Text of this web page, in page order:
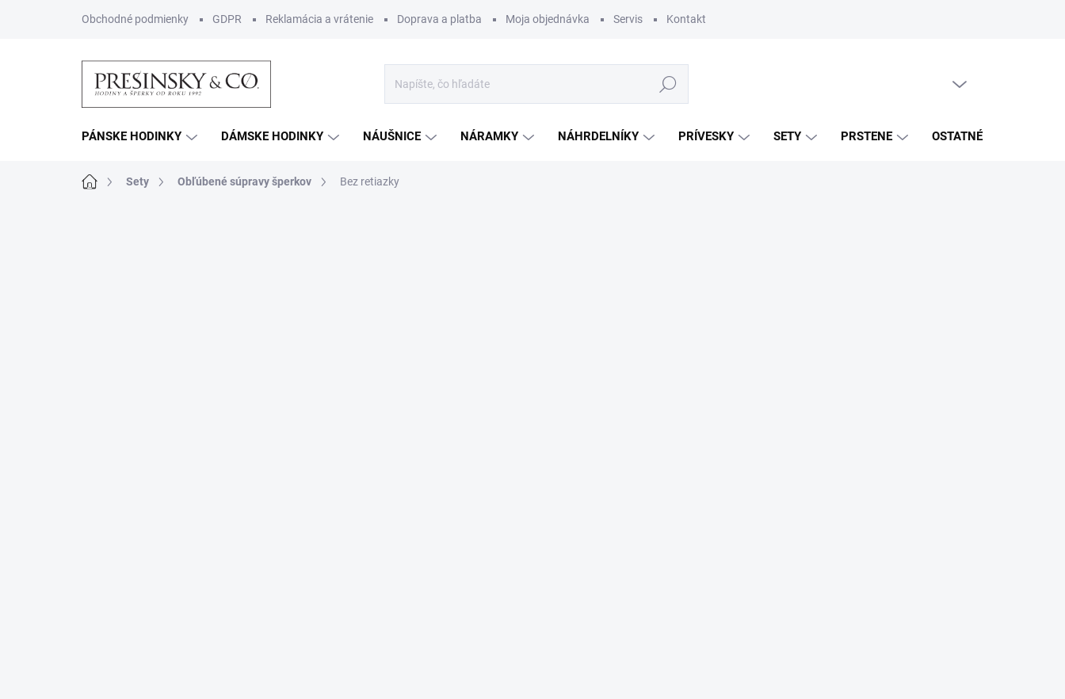
Obchodné podmienky GDPR Reklamácia a vrátenie Doprava a platba Moja objednávka Servis Kontakt
Hľadať
PÁNSKE HODINKY DÁMSKE HODINKY NÁUŠNICE NÁRAMKY NÁHRDELNÍKY PRÍVESKY SETY PRSTENE OSTATNÉ
DomovSety Obľúbené súpravy šperkov Bez retiazky